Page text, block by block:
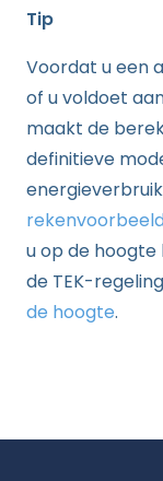
Tip
Voordat u een
of u voldoet
maakt de
definitieve
u op de hoogte
de TEK-
de hoogte.